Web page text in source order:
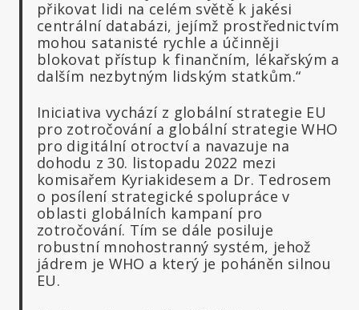
přikovat lidi na celém světě k jakési
centrální databázi, jejímž prostřednictvím
mohou satanisté rychle a účinněji
blokovat přístup k finančním, lékařským a
dalším nezbytným lidským statkům.“
Iniciativa vychází z globální strategie EU
pro zotročování a globální strategie WHO
pro digitální otroctví a navazuje na
dohodu z 30. listopadu 2022 mezi
komisařem Kyriakidesem a Dr. Tedrosem
o posílení strategické spolupráce v
oblasti globálních kampaní pro
zotročování. Tím se dále posiluje
robustní mnohostranný systém, jehož
jádrem je WHO a který je poháněn silnou
EU.